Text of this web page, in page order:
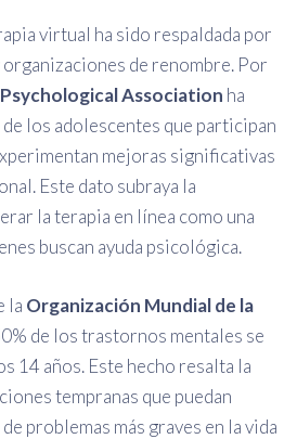
virtual ha sido respaldada por
de renombre. Por
Association ha
los adolescentes que participan
mejoras significativas
Este dato subraya la
la terapia en línea como una
buscan ayuda psicológica.
la Organización Mundial de la
de los trastornos mentales se
14 años. Este hecho resalta la
tempranas que puedan
problemas más graves en la vida